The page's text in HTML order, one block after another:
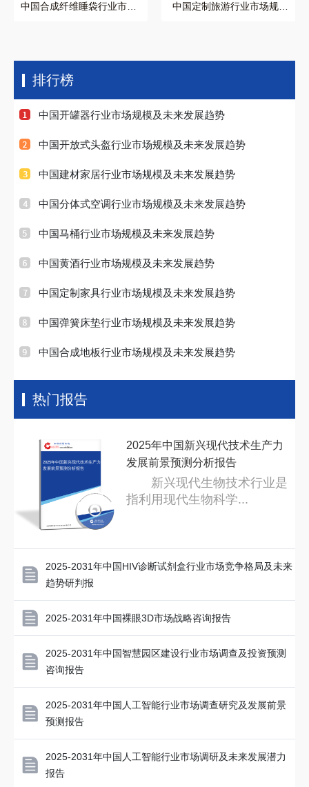
中国合成纤维睡袋行业市场
中国定制旅游行业市场规模
排行榜
中国开罐器行业市场规模及未来发展趋势
中国开放式头盔行业市场规模及未来发展趋势
中国建材家居行业市场规模及未来发展趋势
中国分体式空调行业市场规模及未来发展趋势
中国马桶行业市场规模及未来发展趋势
中国黄酒行业市场规模及未来发展趋势
中国定制家具行业市场规模及未来发展趋势
中国弹簧床垫行业市场规模及未来发展趋势
中国合成地板行业市场规模及未来发展趋势
热门报告
2025年中国新兴现代技术生产力
发展前景预测分析报告
2025年中国新兴现代技术生产力
发展前景预测分析报告
新兴现代生物技术行业是
指利用现代生物科学...
2025-2031年中国HIV诊断试剂盒行业市场竞争格局及未来
趋势研判报
2025-2031年中国裸眼3D市场战略咨询报告
2025-2031年中国智慧园区建设行业市场调查及投资预测
咨询报告
2025-2031年中国人工智能行业市场调查研究及发展前景
预测报告
2025-2031年中国人工智能行业市场调研及未来发展潜力
报告